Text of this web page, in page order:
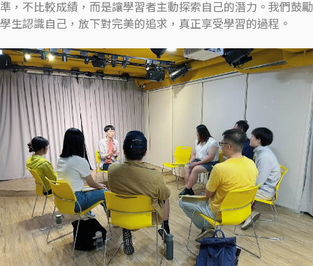
準，不比較成績，而是讓學習者主動探索自己的潛力。我們鼓勵
學生認識自己，放下對完美的追求，真正享受學習的過程。